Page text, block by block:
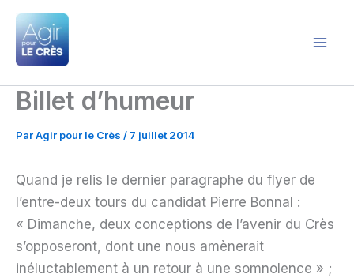
Aller
contenu
Billet d’humeur
ParAgir pour le Crès / 7 juillet 2014
Quand je relis le dernier paragraphe du flyer de
l’entre-deux tours du candidat Pierre Bonnal :
« Dimanche, deux conceptions de l’avenir du Crès
s’opposeront, dont une nous amènerait
inéluctablement à un retour à une somnolence » ;